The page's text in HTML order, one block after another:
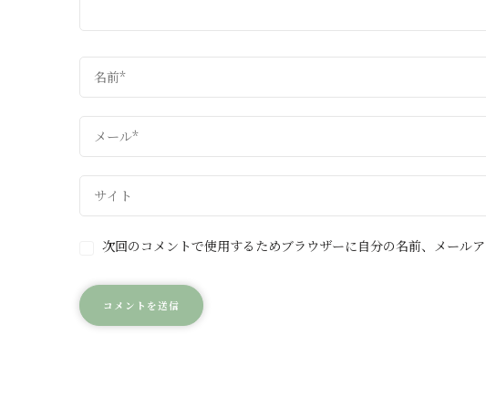
次回のコメントで使用するためブラウザーに自分の名前、メールア